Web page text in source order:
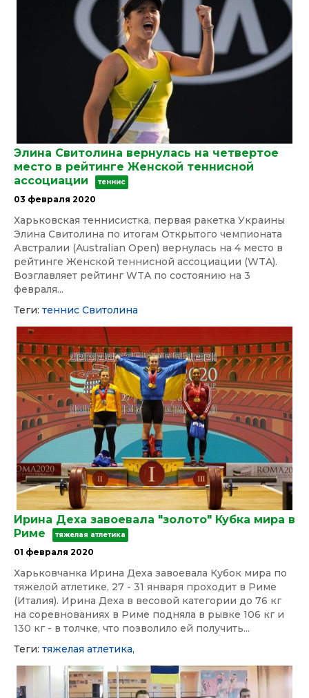
Элина Свитолина вернулась на четвертое
место в рейтинге Женской теннисной
ассоциации
теннис
03 февраля 2020
Харьковская теннисистка, первая ракетка Украины
Элина Свитолина по итогам Открытого чемпионата
Австралии (Australian Open) вернулась на 4 место в
рейтинге Женской теннисной ассоциации (WTA).
Возглавляет рейтинг WTA по состоянию на 3
февраля...
Теги: теннис Свитолина
Ирина Деха завоевала "золото" Кубка мира в
Риме
тяжелая атлетика
01 февраля 2020
Харьковчанка Ирина Деха завоевала Кубок мира по
тяжелой атлетике, 27 - 31 января проходит в Риме
(Италия). Ирина Деха в весовой категории до 76 кг
на соревнованиях в Риме подняла в рывке 106 кг и
130 кг - в толчке, что позволило ей получить...
Теги: тяжелая атлетика,